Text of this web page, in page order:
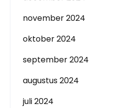
november 2024
oktober 2024
september 2024
augustus 2024
juli 2024